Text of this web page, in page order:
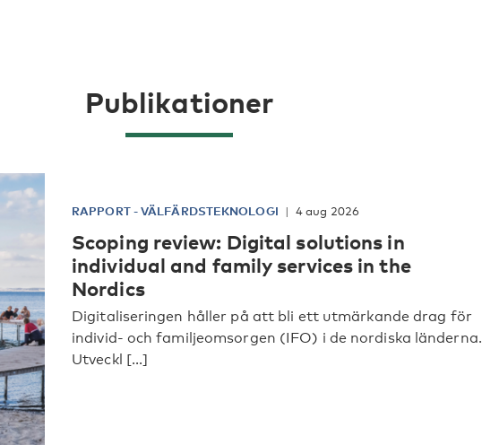
Publikationer
RAPPORT-VÄLFÄRDSTEKNOLOGI 4 aug 2026
Scoping review: Digital solutions in
individual and family services in the
Nordics
Digitaliseringen håller på att bli ett utmärkande drag för
individ- och familjeomsorgen (IFO) i de nordiska länderna.
Utveckl [...]